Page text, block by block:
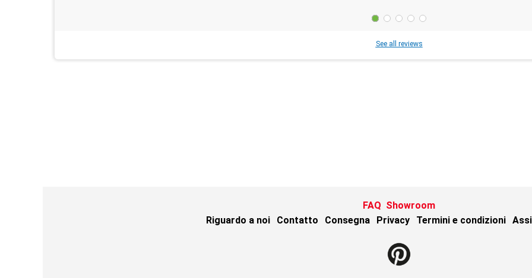
See all reviews
FAQ Showroom
Riguardo a noi
Contatto Consegna Privacy Termini e condizioni